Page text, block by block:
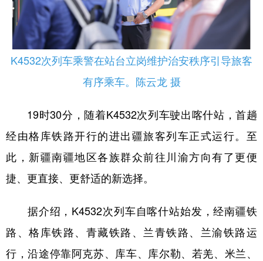
多语种频道
English Español Français
Русский язык 日本語 한국어
Português
K4532次列车乘警在站台立岗维护治安秩序引导旅客
有序乘车。陈云龙 摄
19时30分，随着K4532次列车驶出喀什站，首趟
经由格库铁路开行的进出疆旅客列车正式运行。至
此，新疆南疆地区各族群众前往川渝方向有了更便
捷、更直接、更舒适的新选择。
据介绍，K4532次列车自喀什站始发，经南疆铁
路、格库铁路、青藏铁路、兰青铁路、兰渝铁路运
行，沿途停靠阿克苏、库车、库尔勒、若羌、米兰、